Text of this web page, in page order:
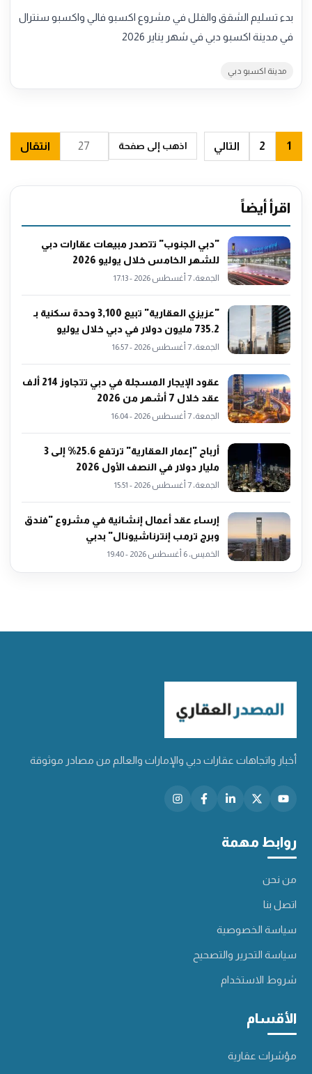
بدء تسليم الشقق والفلل في مشروع اكسبو فالي واكسبو سنترال
في مدينة اكسبو دبي في شهر يناير 2026
مدينة اكسبو دبي
1
2 التالي اذهب إلى صفحة انتقال
اقرأ أيضاً
"دبي الجنوب" تتصدر مبيعات عقارات دبي
للشهر الخامس خلال يوليو 2026
الجمعة، 7 أغسطس 2026 - 17:13
"عزيزي العقارية" تبيع 3,100 وحدة سكنية بـ
735.2 مليون دولار في دبي خلال يوليو
الجمعة، 7 أغسطس 2026 - 16:57
عقود الإيجار المسجلة في دبي تتجاوز 214 ألف
عقد خلال 7 أشهر من 2026
الجمعة، 7 أغسطس 2026 - 16:04
أرباح "إعمار العقارية" ترتفع 25.6% إلى 3
مليار دولار في النصف الأول 2026
الجمعة، 7 أغسطس 2026 - 15:51
إرساء عقد أعمال إنشائية في مشروع "فندق
وبرج ترمب إنترناشيونال" بدبي
الخميس، 6 أغسطس 2026 - 19:40
أخبار واتجاهات عقارات دبي والإمارات والعالم من مصادر موثوقة
روابط مهمة
من نحن
اتصل بنا
سياسة الخصوصية
سياسة التحرير والتصحيح
شروط الاستخدام
الأقسام
مؤشرات عقارية